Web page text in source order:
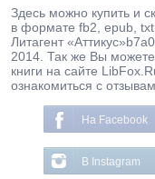
Здесь можно купить и
в формате fb2, epub,
Литагент
2014. Так же Вы можете
книги на сайте
ознакомиться с
На Facebook
В Instagram